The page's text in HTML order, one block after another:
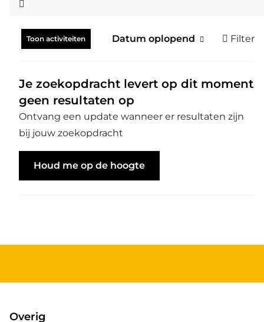
Toon activiteiten Datum oplopend Filter
Je zoekopdracht levert op dit moment
geen resultaten op
Ontvang een update wanneer er resultaten zijn
bij jouw zoekopdracht
Houd me op de hoogte
Overig